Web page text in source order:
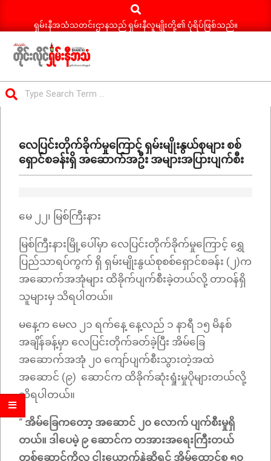
Search
ရှမ်းနီအသံသတင်းဌာနသည် ရှမ်းနီလူမျိုးတို့၏ ပုံရိပ်ဖြစ်သည်။
ရှမ်း
နီ
သတင်း
Menuလေပြင်းတိုက်ခိုက်မှုကြောင့် ရှမ်းမျိုးနွယ်စုများ စစ်
ရှောင်စခန်းရှိ အဆောက်အဦး အများအပြားပျက်စီး
မေ ၂၂၊ မြစ်ကြီးနား
မြစ်ကြီးနားမြို့ပေါ်မှာ လေပြင်းတိုက်ခိုက်မှုကြောင့် ရွှေ
ပြည်သာရပ်ကွက် ရှိ ရှမ်းမျိုးနွယ်စုစစ်ရှောင်စခန်း (၂)က
အဆောက်အအုံများ ထိခိုက်ပျက်စီးခဲ့တယ်လို့ တာဝန်ရှိ
သူများမှ သိရပါတယ်။
မနေ့က မေလ ၂၁ ရက်နေ့ နေ့လည် ၁ နာရီ ၁၅ မိနစ်
အချိန်ခန့်မှာ လေပြင်းတိုက်ခတ်ခဲ့ပြီး အိမ်ခြေ
အဆောက်အအုံ ၂၀ ကျော်ပျက်စီးသွားတဲ့အထဲ
အဆောင် (၉) ဆောင်က ထိခိုက်ဆုံးရှုံးမှုပိုများတယ်လို့
သိရပါတယ်။
“ အိမ်ခြေကတော့ အဆောင် ၂၀ လောက် ပျက်စီးမှုရှိ
တယ်။ ဒါပေမဲ့ ၉ ဆောင်က တအားအရေးကြီးတယ်
တစ်ဆောင်ကိုလူ ငါးယောက်နဲ့ဆိုရင် အိမ်ထောင်စု ၅၀